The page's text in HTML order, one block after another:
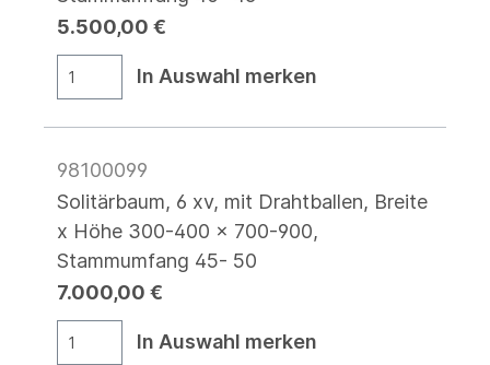
5.500,00 €
In Auswahl merken
98100099
Solitärbaum, 6 xv, mit Drahtballen, Breite
x Höhe 300-400 x 700-900,
Stammumfang 45- 50
7.000,00 €
In Auswahl merken